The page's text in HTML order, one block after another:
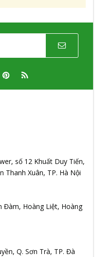
số 12 Khuất Duy Tiến,
Thanh Xuân, TP. Hà Nội
Đàm, Hoàng Liệt, Hoàng
Q. Sơn Trà, TP. Đà